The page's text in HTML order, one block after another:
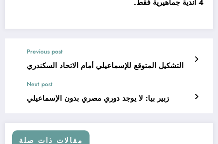
4 أندية جماهيرية فقط.
Previous post
التشكيل المتوقع للإسماعيلي أمام الاتحاد السكندري
Next post
زبير بيا: لا يوجد دوري مصري بدون الإسماعيلي
مقالات ذات صلة